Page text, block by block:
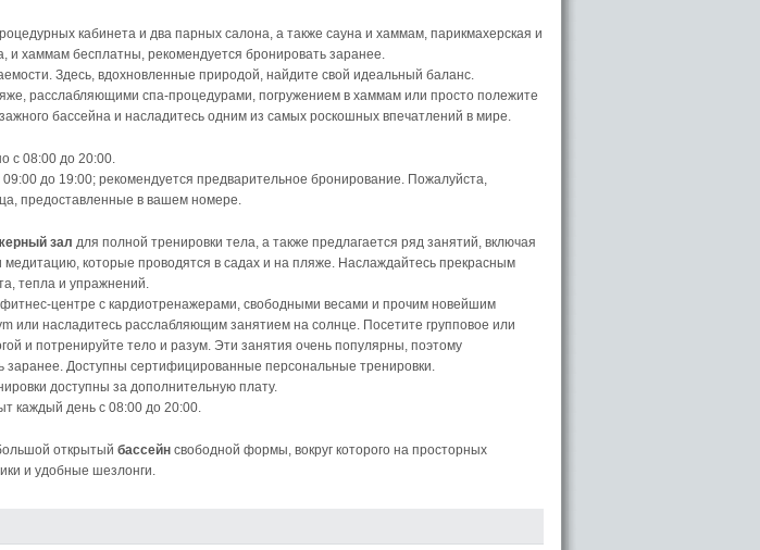
кабинета и два парных салона, а также сауна и хаммам, парикмахерская и
и хаммам бесплатны, рекомендуется бронировать заранее.
Здесь, вдохновленные природой, найдите свой идеальный баланс.
расслабляющими спа-процедурами, погружением в хаммам или просто полежите
бассейна и насладитесь одним из самых роскошных впечатлений в мире.
с 08:00 до 20:00.
до 19:00; рекомендуется предварительное бронирование. Пожалуйста,
предоставленные в вашем номере.
зал для полной тренировки тела, а также предлагается ряд занятий, включая
медитацию, которые проводятся в садах и на пляже. Наслаждайтесь прекрасным
тепла и упражнений.
центре с кардиотренажерами, свободными весами и прочим новейшим
или насладитесь расслабляющим занятием на солнце. Посетите групповое или
и потренируйте тело и разум. Эти занятия очень популярны, поэтому
заранее. Доступны сертифицированные персональные тренировки.
доступны за дополнительную плату.
каждый день с 08:00 до 20:00.
открытый бассейн свободной формы, вокруг которого на просторных
и удобные шезлонги.